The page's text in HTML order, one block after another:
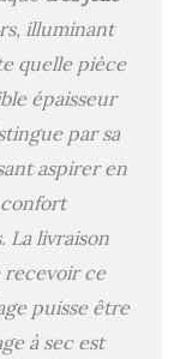
À
facile
et,
ses fibres
pour les
grande
à
ne peluche
une
illuminant
quelle pièce
épaisseur
par sa
aspirer en
La livraison
recevoir ce
puisse être
à sec est